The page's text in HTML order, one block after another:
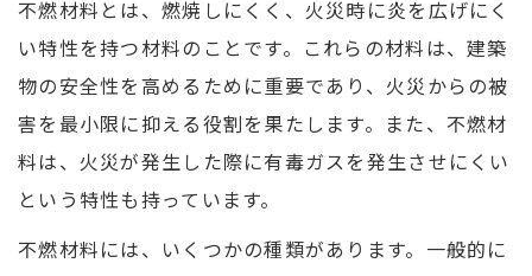
不燃材料とは、燃焼しにくく、火災時に炎を広げにく
い特性を持つ材料のことです。これらの材料は、建築
物の安全性を高めるために重要であり、火災からの被
害を最小限に抑える役割を果たします。また、不燃材
料は、火災が発生した際に有毒ガスを発生させにくい
という特性も持っています。
不燃材料には、いくつかの種類があります。一般的に